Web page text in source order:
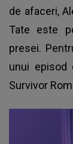
de afaceri,
Tate este
presei.
unui episod
Survivor